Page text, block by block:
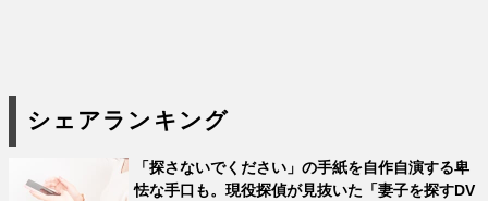
シェアランキング
「探さないでください」の手紙を自作自演する卑
怯な手口も。現役探偵が見抜いた「妻子を探すDV